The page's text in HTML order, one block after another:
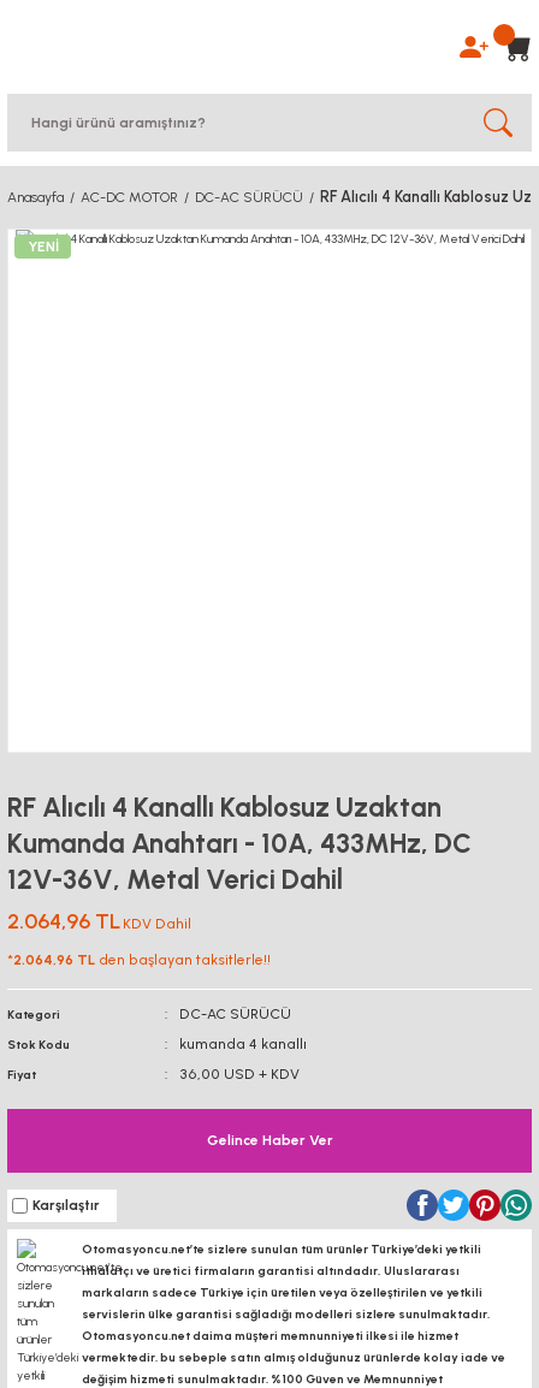
Anasayfa AC-DC MOTOR DC-AC SÜRÜCÜ RF Alıcılı 4 Kanallı Kablosuz
YENİ
RF Alıcılı 4 Kanallı Kablosuz Uzaktan
Kumanda Anahtarı - 10A, 433MHz, DC
12V-36V, Metal Verici Dahil
2.064,96 TL KDV Dahil
*2.064,96 TL den başlayan taksitlerle!!
Kategori DC-AC SÜRÜCÜ
Stok Kodu kumanda 4 kanallı
Fiyat 36,00 USD + KDV
Gelince Haber Ver
Karşılaştır
Otomasyoncu.net’te sizlere sunulan tüm ürünler Türkiye’deki yetkili
ithalatçı ve üretici firmaların garantisi altındadır, Uluslararası
markaların sadece Türkiye için üretilen veya özelleştirilen ve yetkili
servislerin ülke garantisi sağladığı modelleri sizlere sunulmaktadır.
Otomasyoncu.net daima müşteri memnunniyeti ilkesi ile hizmet
vermektedir. bu sebeple satın almış olduğunuz ürünlerde kolay iade ve
değişim hizmeti sunulmaktadır. %100 Güven ve Memnunniyet